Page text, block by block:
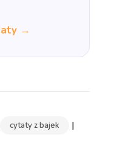
→
cytaty z bajek |